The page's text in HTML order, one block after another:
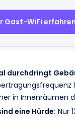
Gast-WiFi
durchdringt
in Innenräumen
eine Hürde: Nur